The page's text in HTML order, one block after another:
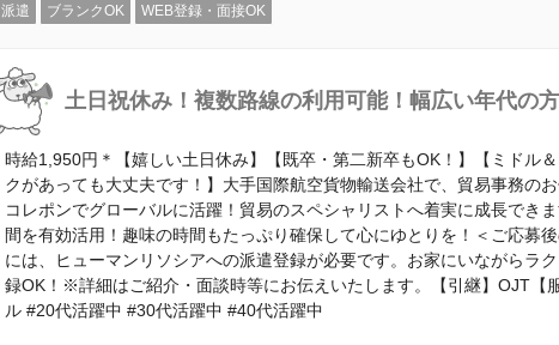
派遣 ブランクOK WEB登録・面接OK
土日祝休み！複数路線の利用可能！幅広い年代の
時給1,950円＊【嬉しい土日休み】【既卒・第二新卒もOK！】【ミドル
クがあっても大丈夫です！】大手国際航空貨物輸送会社で、貿易事務の
コレポンでグローバルに活躍！貿易のスペシャリストへ着実に成長でき
間を有効活用！趣味の時間もたっぷり確保して心にゆとりを！＜ご応募
には、ヒューマンリソシアへの派遣登録が必要です。お家にいながらラ
録OK！※詳細はご紹介・面談時等にお伝えいたします。【引継】OJT【
ル #20代活躍中 #30代活躍中 #40代活躍中